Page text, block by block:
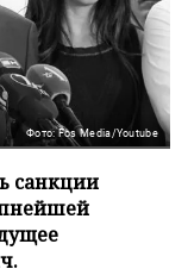
Фото: Fos Media/Youtube
санкции